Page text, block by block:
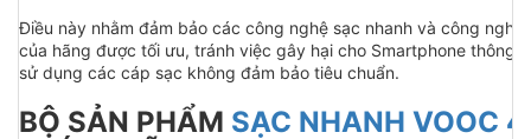
Điều này nhằm đảm bảo các công nghệ sạc nhanh và công nghệ
của hãng được tối ưu, tránh việc gây hại cho Smartphone thông
sử dụng các cáp sạc không đảm bảo tiêu chuẩn.
BỘ SẢN PHẨM SẠC NHANH VOOC